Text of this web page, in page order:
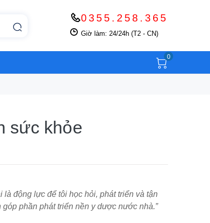
0355.258.365
Giờ làm: 24/24h (T2 - CN)
0
sức khỏe
động lực để tôi học hỏi, phát triển và tận
phần phát triển nền y dược nước nhà.”